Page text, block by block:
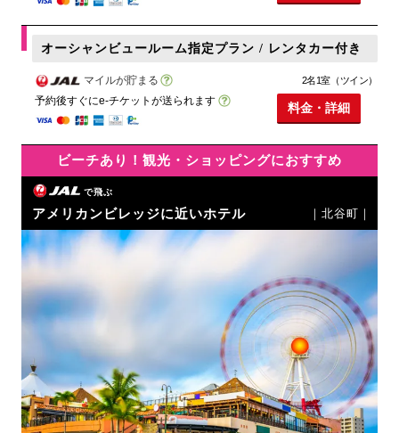
オーシャンビュールーム指定プラン / レンタカー付き
マイルが貯まる
予約後すぐにe-チケットが送られます
2名1室（ツイン）
料金・詳細
ビーチあり！観光・ショッピングにおすすめ
で飛ぶ
アメリカンビレッジに近いホテル ｜北谷町｜